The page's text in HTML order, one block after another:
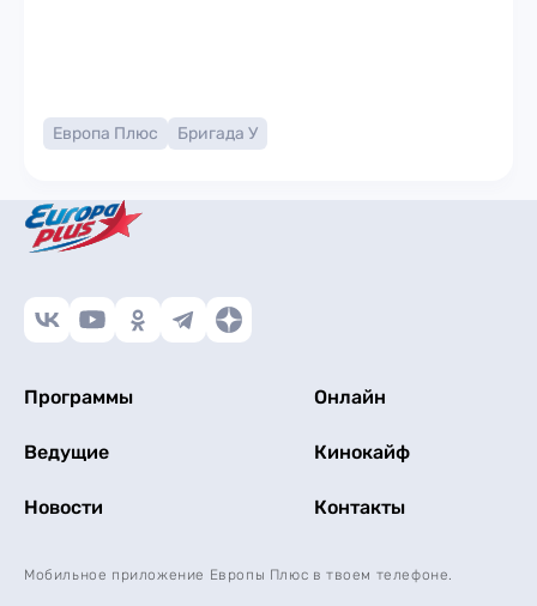
Европа Плюс Бригада У
Программы Онлайн
Ведущие Кинокайф
Новости Контакты
Мобильное приложение Европы Плюс в твоем телефоне.